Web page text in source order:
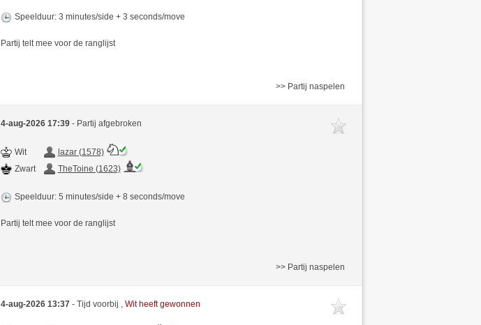
Speelduur: 3 minutes/side + 3 seconds/move
Partij telt mee voor de ranglijst
>> Partij naspelen
4-aug-2026 17:39 - Partij afgebroken
Wit
lazar (1578)
Zwart
TheToine (1623)
Speelduur: 5 minutes/side + 8 seconds/move
Partij telt mee voor de ranglijst
>> Partij naspelen
4-aug-2026 13:37 - Tijd voorbij , Wit heeft gewonnen